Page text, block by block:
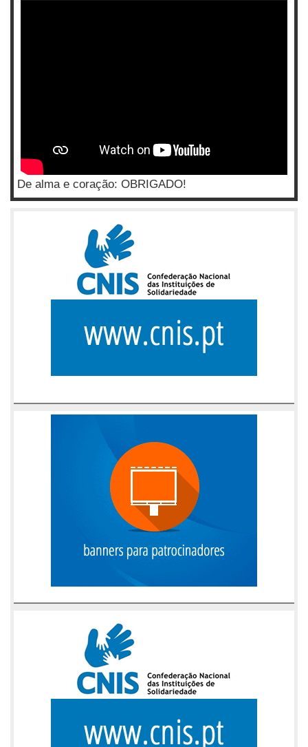
De alma e coração: OBRIGADO!